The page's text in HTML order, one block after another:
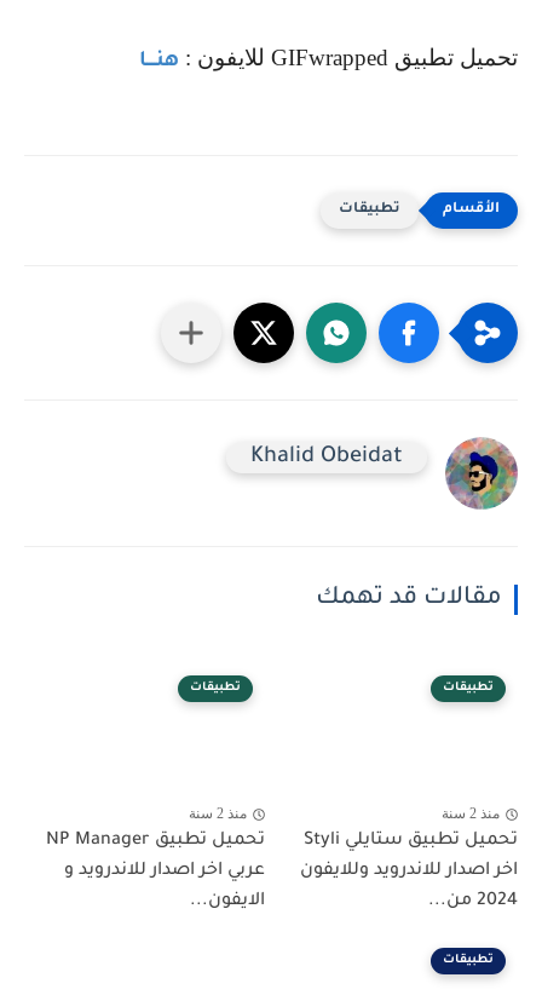
تحميل تطبيق GIFwrapped للايفون : هنــــا
تطبيقات
Khalid Obeidat
مقالات قد تهمك
تطبيقات
منذ 2 سنة
تحميل تطبيق ستايلي Styli
اخر اصدار للاندرويد وللايفون
2024 من...
تطبيقات
منذ 2 سنة
تحميل تطبيق NP Manager
عربي اخر اصدار للاندرويد و
الايفون...
تطبيقات